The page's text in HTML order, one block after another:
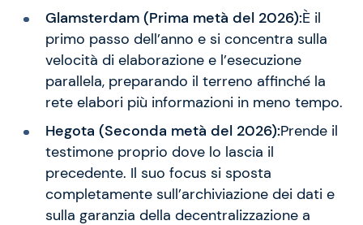
Glamsterdam (Prima metà del 2026):È il
primo passo dell’anno e si concentra sulla
velocità di elaborazione e l’esecuzione
parallela, preparando il terreno affinché la
rete elabori più informazioni in meno tempo.
Hegota (Seconda metà del 2026):Prende il
testimone proprio dove lo lascia il
precedente. Il suo focus si sposta
completamente sull’archiviazione dei dati e
sulla garanzia della decentralizzazione a